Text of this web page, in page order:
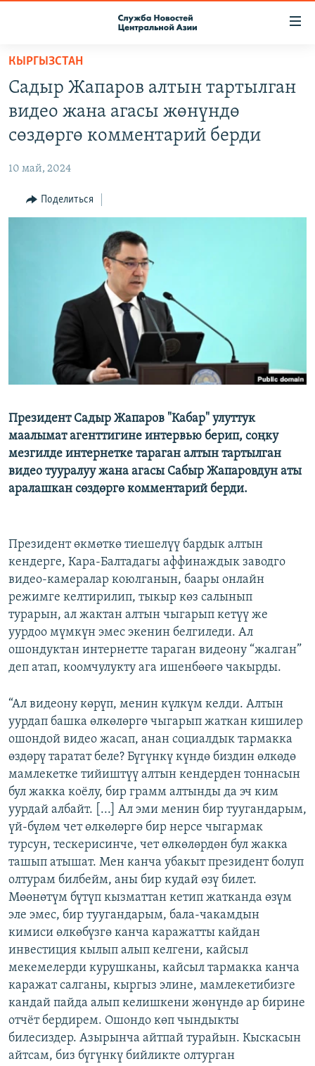
Вернуться
основному
содержанию
главной
Вернутся
ПОДПИСКА
НАСТОЯЩЕЕ ВРЕМЯ
МИГРАНТ МЕДИА
КЫРГЫЗСТАН
Садыр Жапаров алтын тартылган
видео жана агасы жөнүндө
сөздөргө комментарий берди
10 май, 2024
Поделиться
Президент Садыр Жапаров "Кабар" улуттук
маалымат агенттигине интервью берип, соңку
мезгилде интернетке тараган алтын тартылган
видео тууралуу жана агасы Сабыр Жапаровдун аты
аралашкан сөздөргө комментарий берди.
Президент өкмөткө тиешелүү бардык алтын
кендерге, Кара-Балтадагы аффинаждык заводго
видео-камералар коюлганын, баары онлайн
режимге келтирилип, тыкыр көз салынып
турарын, ал жактан алтын чыгарып кетүү же
уурдоо мүмкүн эмес экенин белгиледи. Ал
ошондуктан интернетте тараган видеону “жалган”
деп атап, коомчулукту ага ишенбөөгө чакырды.
“Ал видеону көрүп, менин күлкүм келди. Алтын
уурдап башка өлкөлөргө чыгарып жаткан кишилер
ошондой видео жасап, анан социалдык тармакка
өздөрү таратат беле? Бүгүнкү күндө биздин өлкөдө
мамлекетке тийиштүү алтын кендерден тоннасын
бул жакка коёлу, бир грамм алтынды да эч ким
уурдай албайт. [...] Ал эми менин бир туугандарым,
үй-бүлөм чет өлкөлөргө бир нерсе чыгармак
турсун, тескерисинче, чет өлкөлөрдөн бул жакка
ташып атышат. Мен канча убакыт президент болуп
олтурам билбейм, аны бир кудай өзү билет.
Мөөнөтүм бүтүп кызматтан кетип жатканда өзүм
эле эмес, бир туугандарым, бала-чакамдын
кимиси өлкөбүзгө канча каражатты кайдан
инвестиция кылып алып келгени, кайсыл
мекемелерди курушканы, кайсыл тармакка канча
каражат салганы, кыргыз элине, мамлекетибизге
кандай пайда алып келишкени жөнүндө ар бирине
отчёт бердирем. Ошондо көп чындыкты
билесиздер. Азырынча айтпай турайын. Кыскасын
айтсам, биз бүгүнкү бийликте олтурган